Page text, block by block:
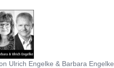
Ulrich Engelke & Barbara Engelke